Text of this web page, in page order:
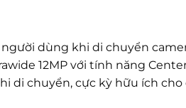
dùng khi di chuyển
12MP với tính năng
di chuyển, cực kỳ hữu ích cho